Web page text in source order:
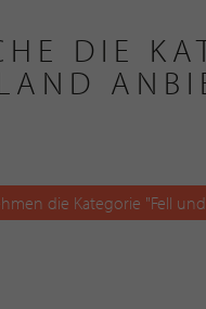
DIE
die Kategorie "Fell